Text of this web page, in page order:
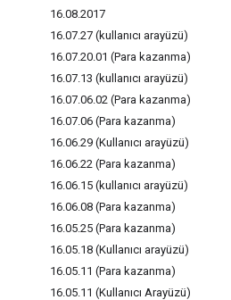
16.08.2017
16.07.27 (kullanıcı arayüzü)
16.07.20.01 (Para kazanma)
16.07.13 (kullanıcı arayüzü)
16.07.06.02 (Para kazanma)
16.07.06 (Para kazanma)
16.06.29 (Kullanıcı arayüzü)
16.06.22 (Para kazanma)
16.06.15 (kullanıcı arayüzü)
16.06.08 (Para kazanma)
16.05.25 (Para kazanma)
16.05.18 (Kullanıcı arayüzü)
16.05.11 (Para kazanma)
16.05.11 (Kullanıcı Arayüzü)